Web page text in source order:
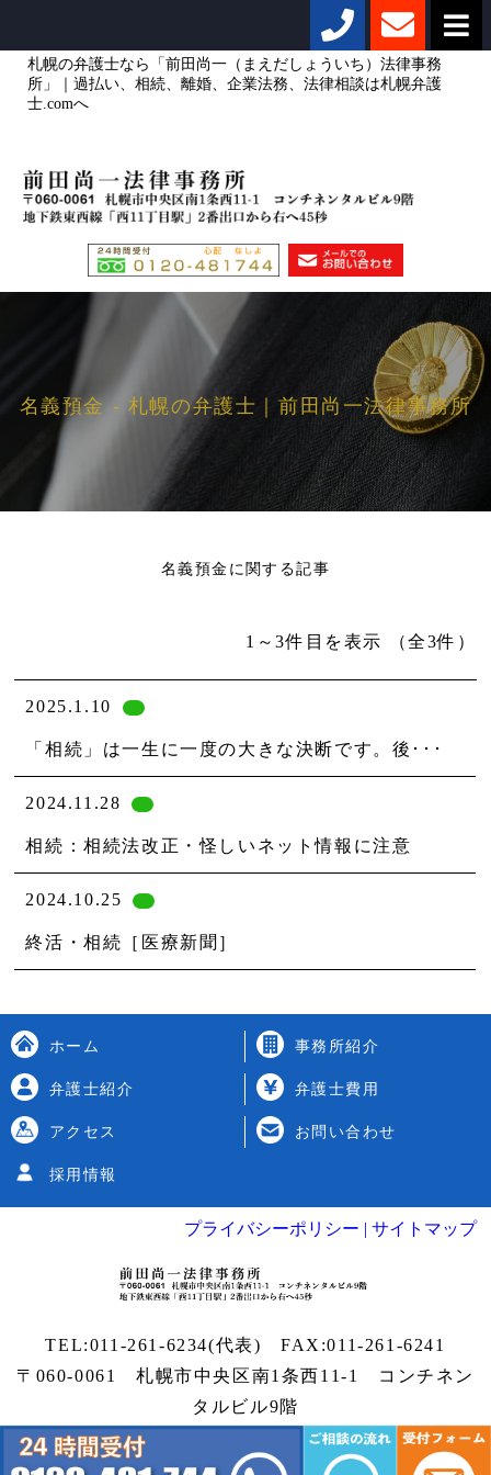
札幌の弁護士なら「前田尚一（まえだしょういち）法律事務
所」｜過払い、相続、離婚、企業法務、法律相談は札幌弁護
士.comへ
名義預金 - 札幌の弁護士｜前田尚一法律事務所
名義預金に関する記事
1～3件目を表示 （全3件）
2025.1.10
「相続」は一生に一度の大きな決断です。後･･･
2024.11.28
相続：相続法改正・怪しいネット情報に注意
2024.10.25
終活・相続［医療新聞］
ホーム 事務所紹介
弁護士紹介 弁護士費用
アクセス お問い合わせ
採用情報
プライバシーポリシー | サイトマップ
TEL:011-261-6234(代表) FAX:011-261-6241
〒060-0061 札幌市中央区南1条西11-1
コンチネン
タルビル9階
Copyright札幌弁護士 | 前田尚一法律事務所 All